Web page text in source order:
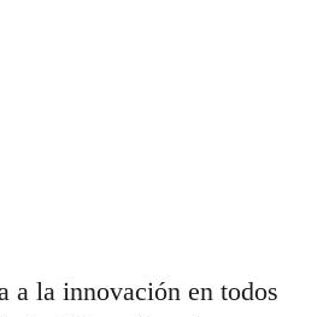
a la innovación en todos